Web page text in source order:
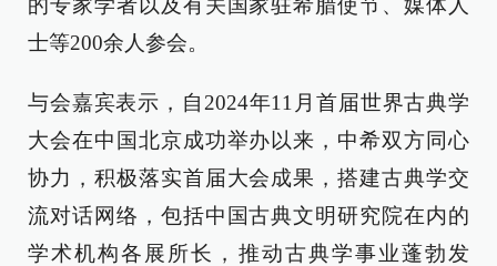
的专家学者以及有关国家驻希腊使节、媒体人
士等200余人参会。
与会嘉宾表示，自2024年11月首届世界古典学
大会在中国北京成功举办以来，中希双方同心
协力，积极落实首届大会成果，搭建古典学交
流对话网络，包括中国古典文明研究院在内的
学术机构各展所长，推动古典学事业蓬勃发